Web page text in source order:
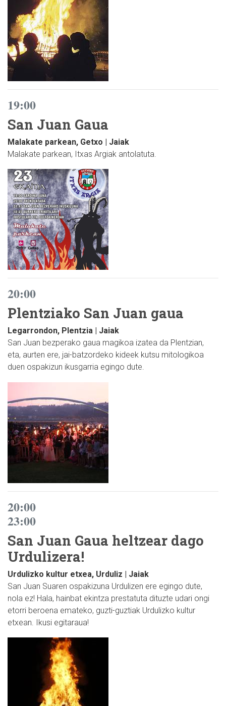
19:00
San Juan Gaua
Malakate parkean, Getxo | Jaiak
Malakate parkean, Itxas Argiak antolatuta.
20:00
Plentziako San Juan gaua
Legarrondon, Plentzia | Jaiak
San Juan bezperako gaua magikoa izatea da Plentzian,
eta, aurten ere, jai-batzordeko kideek kutsu mitologikoa
duen ospakizun ikusgarria egingo dute.
20:00
23:00
San Juan Gaua heltzear dago
Urdulizera!
Urdulizko kultur etxea, Urduliz | Jaiak
San Juan Suaren ospakizuna Urdulizen ere egingo dute,
nola ez! Hala, hainbat ekintza prestatuta dituzte udari ongi
etorri beroena emateko, guzti-guztiak Urdulizko kultur
etxean. Ikusi egitaraua!